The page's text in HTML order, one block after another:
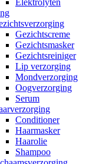
Elektrolyten
Gezichtscreme
Gezichtsmasker
Gezichtsreiniger
Lip verzorging
Mondverzorging
Oogverzorging
Serum
Conditioner
Haarmasker
Haarolie
Shampoo